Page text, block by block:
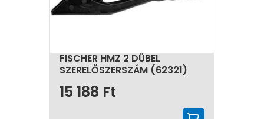
FISCHER HMZ 2 DÜBEL
SZERELŐSZERSZÁM (62321)
15 188 Ft